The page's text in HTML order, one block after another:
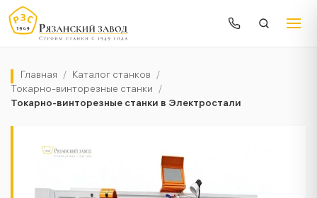
Главная / Каталог станков /
Токарно-винторезные станки /
Токарно-винторезные станки в Электростали